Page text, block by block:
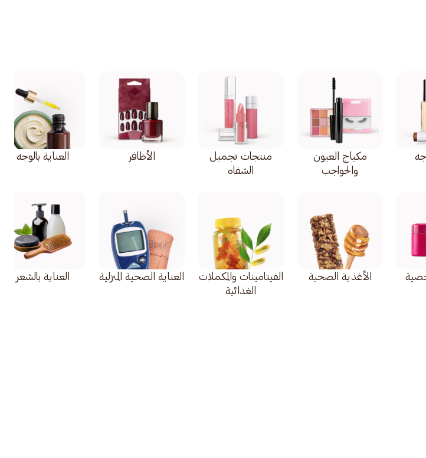
مكياج العيون
والحواجب
منتجات تجميل
الشفاه
الأظافر العناية بالوجه
الأغذية الصحية
الفيتامينات والمكملات
الغذائية
العناية الصحية المنزلية العناية بالشعر